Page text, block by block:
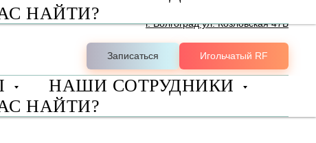
г. Волгоград ул. Козловская 47Б
Записаться Игольчатый RF
НАШИ СОТРУДНИКИ
НАЙТИ?
НАЙТИ?